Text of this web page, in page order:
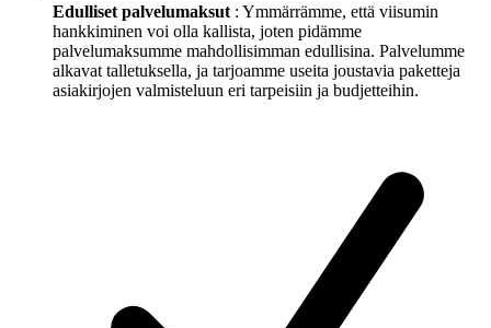
Edulliset palvelumaksut : Ymmärrämme, että viisumin
hankkiminen voi olla kallista, joten pidämme
palvelumaksumme mahdollisimman edullisina. Palvelumme
alkavat talletuksella, ja tarjoamme useita joustavia paketteja
asiakirjojen valmisteluun eri tarpeisiin ja budjetteihin.